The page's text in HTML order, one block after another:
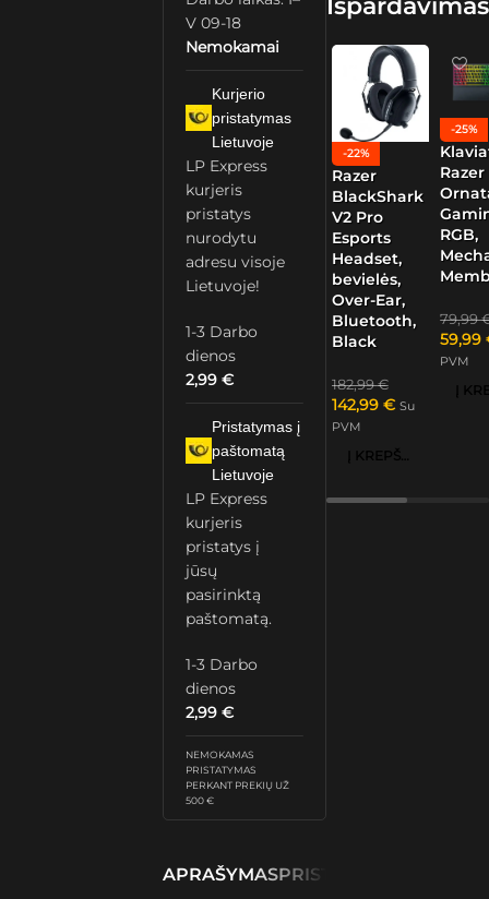
V 09-18
Nemokamai
Kurjerio
pristatymas
Lietuvoje
LP Express
kurjeris
pristatys
nurodytu
adresu visoje
Lietuvoje!
1-3 Darbo
dienos
2,99€
Pristatymas į
paštomatą
Lietuvoje
LP Express
kurjeris
pristatys į
jūsų
pasirinktą
paštomatą.
1-3 Darbo
dienos
2,99€
NEMOKAMAS
PRISTATYMAS
PERKANT PREKIŲ UŽ
500 €
APRAŠYMASPRISTATYMAS IR
-22%
Razer
BlackShark
V2 Pro
Esports
Headset,
bevielės,
Over-Ear,
Bluetooth,
Black
182,99€
142,99 € Su
PVM
Į KREPŠELĮ
-25%
Razer
RGB,
79,99
59,99
PVM